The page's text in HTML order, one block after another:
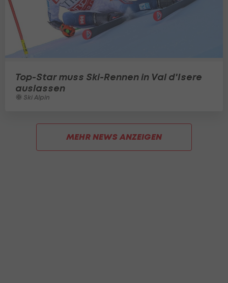
Top-Star muss Ski-Rennen in Val d'Isere
auslassen
Ski Alpin
MEHR NEWS ANZEIGEN